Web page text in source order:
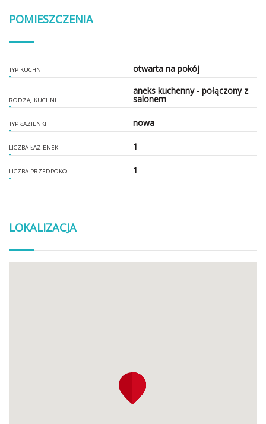
POMIESZCZENIA
TYP KUCHNI otwarta na pokój
RODZAJ KUCHNI
aneks kuchenny - połączony z
salonem
TYP ŁAZIENKI nowa
LICZBA ŁAZIENEK 1
LICZBA PRZEDPOKOI 1
LOKALIZACJA